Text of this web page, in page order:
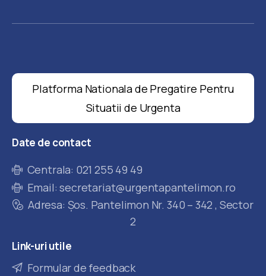
Platforma Nationala de Pregatire Pentru
Situatii de Urgenta
Date de contact
Centrala: 021 255 49 49
Email: secretariat@urgentapantelimon.ro
Adresa: Șos. Pantelimon Nr. 340 – 342 , Sector
2
Link-uriutile
Formular de feedback